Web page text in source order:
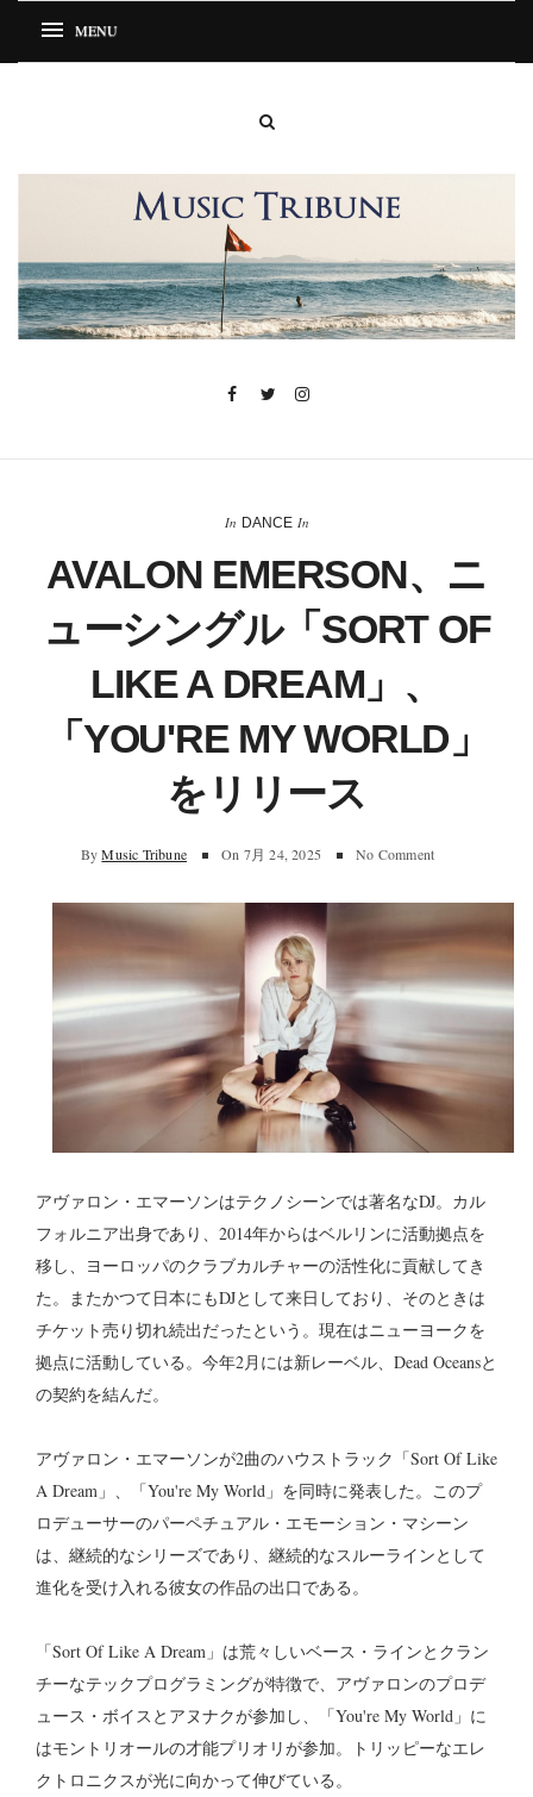
In DANCE In
AVALON EMERSON、ニ
ューシングル「SORT OF
LIKE A DREAM」、
「YOU'RE MY WORLD」
をリリース
By Music Tribune On 7月 24, 2025 No Comment
アヴァロン・エマーソンはテクノシーンでは著名なDJ。カル
フォルニア出身であり、2014年からはベルリンに活動拠点を
移し、ヨーロッパのクラブカルチャーの活性化に貢献してき
た。またかつて日本にもDJとして来日しており、そのときは
チケット売り切れ続出だったという。現在はニューヨークを
拠点に活動している。今年2月には新レーベル、Dead Oceansと
の契約を結んだ。
アヴァロン・エマーソンが2曲のハウストラック「Sort Of Like
A Dream」、「You're My World」を同時に発表した。このプ
ロデューサーのパーペチュアル・エモーション・マシーン
は、継続的なシリーズであり、継続的なスルーラインとして
進化を受け入れる彼女の作品の出口である。
「Sort Of Like A Dream」は荒々しいベース・ラインとクラン
チーなテックプログラミングが特徴で、アヴァロンのプロデ
ュース・ボイスとアヌナクが参加し、「You're My World」に
はモントリオールの才能プリオリが参加。トリッピーなエレ
クトロニクスが光に向かって伸びている。